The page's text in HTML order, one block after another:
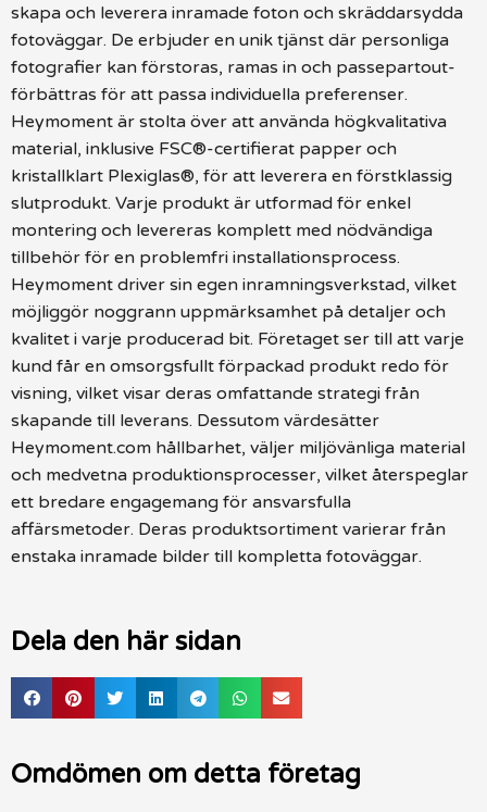
skapa och leverera inramade foton och skräddarsydda
fotoväggar. De erbjuder en unik tjänst där personliga
fotografier kan förstoras, ramas in och passepartout-
förbättras för att passa individuella preferenser.
Heymoment är stolta över att använda högkvalitativa
material, inklusive FSC®-certifierat papper och
kristallklart Plexiglas®, för att leverera en förstklassig
slutprodukt. Varje produkt är utformad för enkel
montering och levereras komplett med nödvändiga
tillbehör för en problemfri installationsprocess.
Heymoment driver sin egen inramningsverkstad, vilket
möjliggör noggrann uppmärksamhet på detaljer och
kvalitet i varje producerad bit. Företaget ser till att varje
kund får en omsorgsfullt förpackad produkt redo för
visning, vilket visar deras omfattande strategi från
skapande till leverans. Dessutom värdesätter
Heymoment.com hållbarhet, väljer miljövänliga material
och medvetna produktionsprocesser, vilket återspeglar
ett bredare engagemang för ansvarsfulla
affärsmetoder. Deras produktsortiment varierar från
enstaka inramade bilder till kompletta fotoväggar.
Dela den här sidan
Omdömen om detta företag